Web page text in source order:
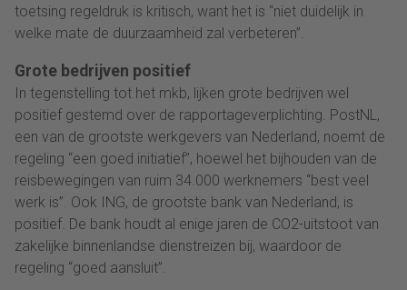
toetsing regeldruk is kritisch, want het is “niet duidelijk in
welke mate de duurzaamheid zal verbeteren”.
Grote bedrijven positief
In tegenstelling tot het mkb, lijken grote bedrijven wel
positief gestemd over de rapportageverplichting. PostNL,
een van de grootste werkgevers van Nederland, noemt de
regeling “een goed initiatief”, hoewel het bijhouden van de
reisbewegingen van ruim 34.000 werknemers “best veel
werk is”. Ook ING, de grootste bank van Nederland, is
positief. De bank houdt al enige jaren de CO2-uitstoot van
zakelijke binnenlandse dienstreizen bij, waardoor de
regeling “goed aansluit”.